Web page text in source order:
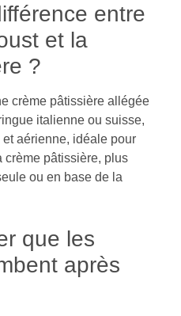
entre
et la
?
crème pâtissière allégée
italienne ou suisse,
aérienne, idéale pour
crème pâtissière, plus
ou en base de la
que les
après